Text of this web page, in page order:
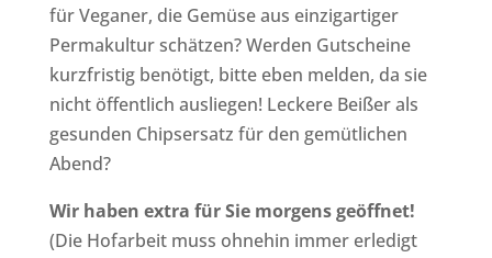
für Veganer, die Gemüse aus einzigartiger
Permakultur schätzen? Werden Gutscheine
kurzfristig benötigt, bitte eben melden, da sie
nicht öffentlich ausliegen! Leckere Beißer als
gesunden Chipsersatz für den gemütlichen
Abend?
Wir haben extra für Sie morgens geöffnet!
(Die Hofarbeit muss ohnehin immer erledigt